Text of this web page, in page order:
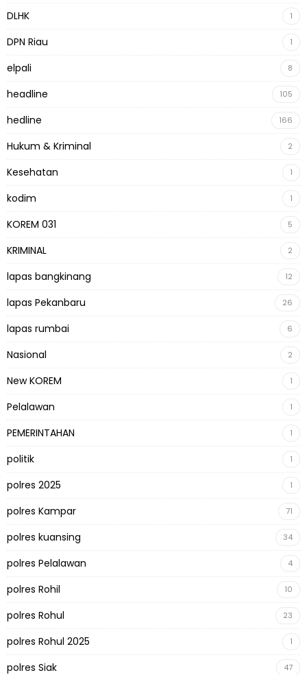
DLHK 1
DPN Riau 1
elpali 8
headline 105
hedline 166
Hukum & Kriminal 2
Kesehatan 1
kodim 1
KOREM 031 5
KRIMINAL 2
lapas bangkinang 12
lapas Pekanbaru 26
lapas rumbai 6
Nasional 2
New KOREM 1
Pelalawan 1
PEMERINTAHAN 1
politik 1
polres 2025 1
polres Kampar 71
polres kuansing 34
polres Pelalawan 4
polres Rohil 10
polres Rohul 23
polres Rohul 2025 1
polres Siak 47